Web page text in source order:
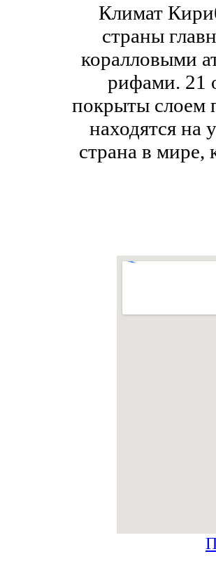
Климат
страны
коралловыми
рифами. 21
покрыты слоем
находятся на
страна в мире,